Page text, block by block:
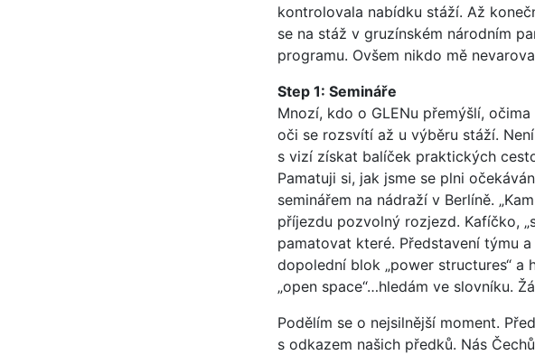
kontrolovala nabídku stáží. Až
se na stáž v gruzínském národním
programu. Ovšem nikdo mě
Step 1: Semináře
Mnozí, kdo o GLENu přemýšlí,
oči se rozsvítí až u výběru stáží.
s vizí získat balíček praktických
Pamatuji si, jak jsme se plni
seminářem na nádraží v Berlíně.
příjezdu pozvolný rozjezd. Kafíčko,
pamatovat které. Představení týmu
dopolední blok „power structures“ a
„open space“…hledám ve slovníku.
Podělím se o nejsilnější moment.
s odkazem našich předků. Nás